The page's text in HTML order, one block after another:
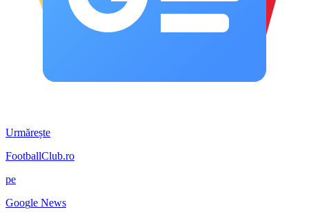
Urmărește
FootballClub.ro
pe
Google News